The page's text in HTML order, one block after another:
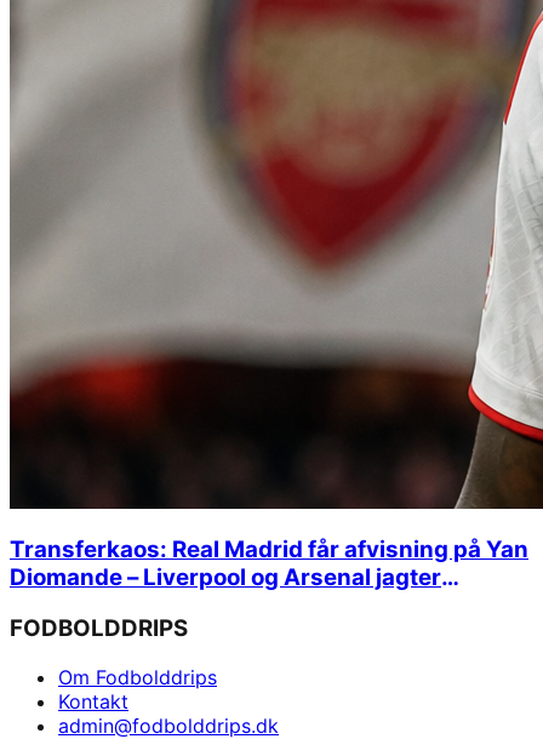
Transferkaos: Real Madrid får afvisning på Yan
Diomande – Liverpool og Arsenal jagter
FODBOLDDRIPS
Om Fodbolddrips
Kontakt
admin@fodbolddrips.dk